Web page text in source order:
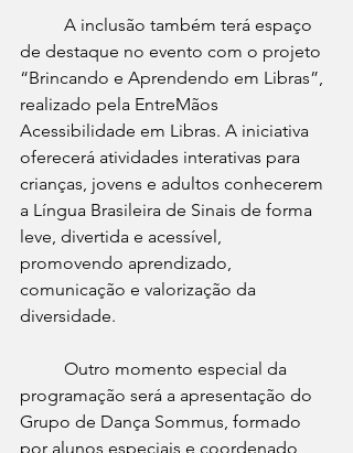
de destaque no evento com o projeto
“Brincando e Aprendendo em Libras”,
realizado pela EntreMãos
Acessibilidade em Libras. A iniciativa
oferecerá atividades interativas para
crianças, jovens e adultos conhecerem
a Língua Brasileira de Sinais de forma
leve, divertida e acessível,
promovendo aprendizado,
comunicação e valorização da
diversidade.
programação será a apresentação do
Grupo de Dança Sommus, formado
por alunos especiais e coordenado